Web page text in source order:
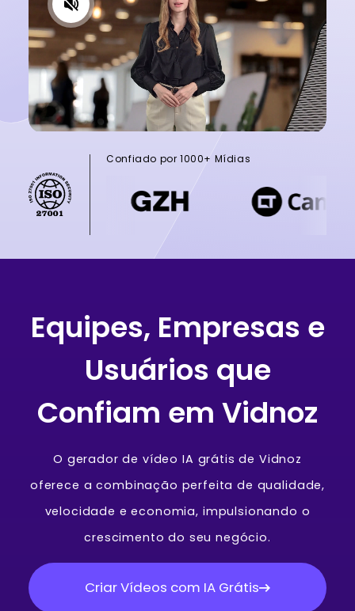
Confiado por 1000+ Mídias
Equipes, Empresas e
Usuários que
Confiam em Vidnoz
O gerador de vídeo IA grátis de Vidnoz
oferece a combinação perfeita de qualidade,
velocidade e economia, impulsionando o
crescimento do seu negócio.
Criar Vídeos com IA Grátis